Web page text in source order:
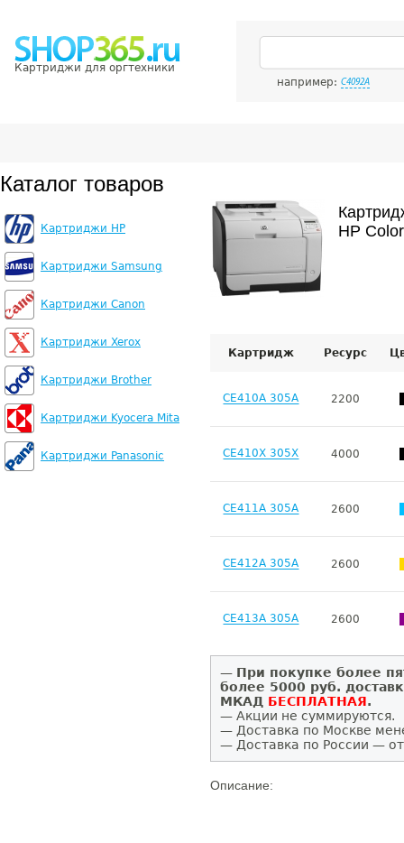
Картриджи для оргтехники
например: C4092A
Каталог товаров
Картриджи HP
Картриджи Samsung
Картриджи Canon
Картриджи Xerox
Картриджи Brother
Картриджи Kyocera Mita
Картриджи Panasonic
HP
Картридж Ресурс
CE410A 305A 2200
CE410X 305X 4000
CE411A 305A 2600
CE412A 305A 2600
CE413A 305A 2600
— При покупке более
более 5000 руб.
МКАД БЕСПЛАТНАЯ.
— Акции не суммируются.
— Доставка по Москве
— Доставка по России —
Описание: